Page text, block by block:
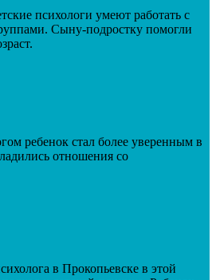
психологи умеют работать с
Сыну-подростку помогли
ребенок стал более уверенным в
отношения со
в Прокопьевске в этой